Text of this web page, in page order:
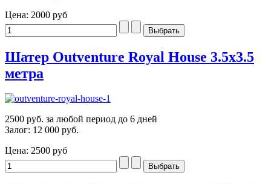
Цена: 2000 руб
Шатер Outventure Royal House 3.5х3.5
метра
2500 руб. за любой период до 6 дней
Залог: 12 000 руб.
Цена: 2500 руб